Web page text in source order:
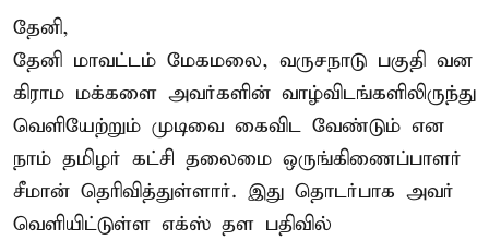
தேனி,
தேனி மாவட்டம் மேகமலை, வருசநாடு பகுதி வன
கிராம மக்களை அவர்களின் வாழ்விடங்களிலிருந்து
வெளியேற்றும் முடிவை கைவிட வேண்டும் என
நாம் தமிழர் கட்சி தலைமை ஒருங்கிணைப்பாளர்
சீமான் தெரிவித்துள்ளார். இது தொடர்பாக அவர்
வெளியிட்டுள்ள எக்ஸ் தள பதிவில்